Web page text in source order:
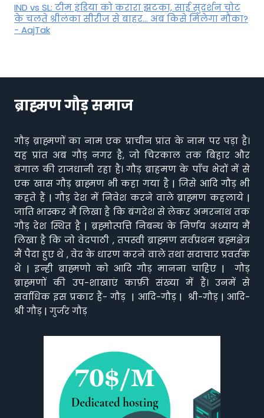
IND vs SL: टीम इंड‍िया को करारा झटका, साई सुदर्शन चोट
के चलते श्रीलंका सीरीज से बाहर... अब किसे म‍िलेगा मौका?
- AajTak
ब्राह्मण गौड़ समाज
गौड़ ब्राह्मणों का नाम एक प्राचीन प्रांत के नाम पर पड़ा है।
यह प्रांत अब गौड़ नगर है, जो चिरकाल तक बिहार और
बंगाल की राजधानी रहा है। गौड़ ब्राहमण के पाँच भेदों में से
एक खास गौड़ ब्राह्मण भी कहा गया है | जिसे आदि गौड़ भी
कहते हैं | गौड़ देश में निवेश करने वाले ब्राह्मण कहलाये |
जाति भास्कर मैं लिखा है कि बंगदेश से लेकर अमरनाथ तक
गौड़ देश स्थित है | ब्रह्मोत्पत्ति निबन्ध के निर्णय अध्याय मैं
लिखा है कि जो वेदपाठी , तपस्वी ब्राह्मण सर्वप्रथम ब्रह्मक्षेत्र
मैं पैदा हुए थे , वेद के धारण करने वाले तथा सदाचार प्रवर्तक
थे | इन्ही ब्राह्मणो को आदि गौड़ मानना चाहिए | गौड़
ब्राह्मणों की उप-शाखाएं काफ़ी संख्या में हैं। उनमें से
सर्वाधिक इस प्रकार हैं- गौड़ | आदि-गौड़ | श्री-गौड़ | आदि-
श्री गौड़ | गुर्जर गौड़